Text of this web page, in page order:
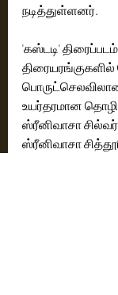
நடித்துள்ளனர்.
'கஸ்டடி'
திரையரங்குகளில்
பொருட்செலவிலான
உயர்தரமான
ஸ்ரீனிவாசா
ஸ்ரீனிவாசா